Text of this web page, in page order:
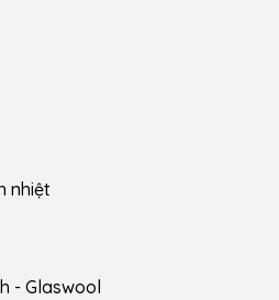
nhiệt
- Glaswool